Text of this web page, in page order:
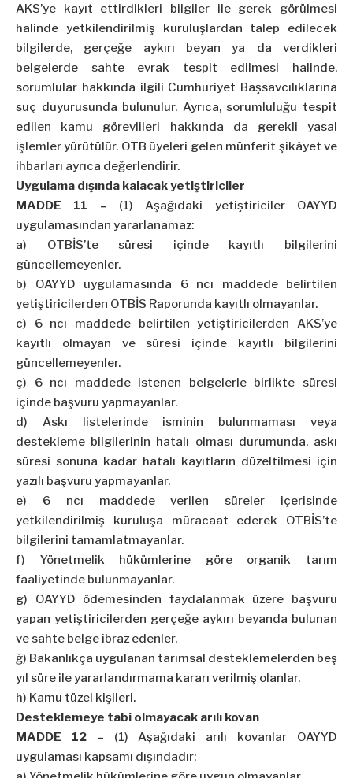
AKS’ye kayıt ettirdikleri bilgiler ile gerek görülmesi
halinde yetkilendirilmiş kuruluşlardan talep edilecek
bilgilerde, gerçeğe aykırı beyan ya da verdikleri
belgelerde sahte evrak tespit edilmesi halinde,
sorumlular hakkında ilgili Cumhuriyet Başsavcılıklarına
suç duyurusunda bulunulur. Ayrıca, sorumluluğu tespit
edilen kamu görevlileri hakkında da gerekli yasal
işlemler yürütülür. OTB üyeleri gelen münferit şikâyet ve
ihbarları ayrıca değerlendirir.
Uygulama dışında kalacak yetiştiriciler
MADDE 11 – (1) Aşağıdaki yetiştiriciler OAYYD
uygulamasından yararlanamaz:
a) OTBİS’te süresi içinde kayıtlı bilgilerini
güncellemeyenler.
b) OAYYD uygulamasında 6 ncı maddede belirtilen
yetiştiricilerden OTBİS Raporunda kayıtlı olmayanlar.
c) 6 ncı maddede belirtilen yetiştiricilerden AKS’ye
kayıtlı olmayan ve süresi içinde kayıtlı bilgilerini
güncellemeyenler.
ç) 6 ncı maddede istenen belgelerle birlikte süresi
içinde başvuru yapmayanlar.
d) Askı listelerinde isminin bulunmaması veya
destekleme bilgilerinin hatalı olması durumunda, askı
süresi sonuna kadar hatalı kayıtların düzeltilmesi için
yazılı başvuru yapmayanlar.
e) 6 ncı maddede verilen süreler içerisinde
yetkilendirilmiş kuruluşa müracaat ederek OTBİS’te
bilgilerini tamamlatmayanlar.
f) Yönetmelik hükümlerine göre organik tarım
faaliyetinde bulunmayanlar.
g) OAYYD ödemesinden faydalanmak üzere başvuru
yapan yetiştiricilerden gerçeğe aykırı beyanda bulunan
ve sahte belge ibraz edenler.
ğ) Bakanlıkça uygulanan tarımsal desteklemelerden beş
yıl süre ile yararlandırmama kararı verilmiş olanlar.
h) Kamu tüzel kişileri.
Desteklemeye tabi olmayacak arılı kovan
MADDE 12 – (1) Aşağıdaki arılı kovanlar OAYYD
uygulaması kapsamı dışındadır: